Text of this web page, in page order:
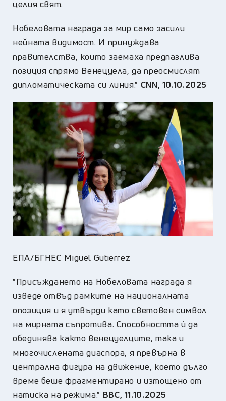
целия свят.
Нобеловата награда за мир само засили
нейната видимост. И принуждава
правителства, които заемаха предпазлива
позиция спрямо Венецуела, да преосмислят
дипломатическата си линия." CNN, 10.10.2025
ЕПА/БГНЕС Miguel Gutierrez
"Присъждането на Нобеловата награда я
изведе отвъд рамките на националната
опозиция и я утвърди като световен символ
на мирната съпротива. Способността ѝ да
обединява както венецуелците, така и
многочислената диаспора, я превърна в
централна фигура на движение, което дълго
време беше фрагментирано и изтощено от
натиска на режима." BBC, 11.10.2025